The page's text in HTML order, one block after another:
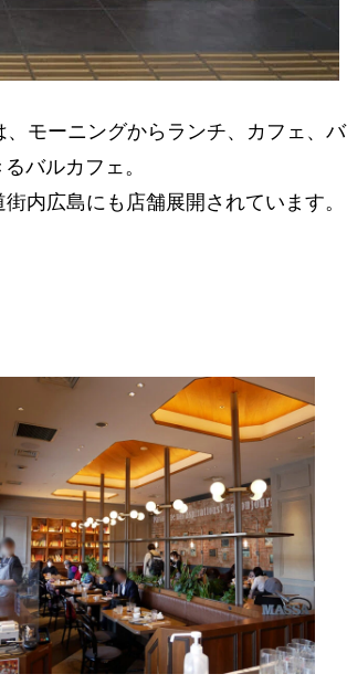
モーニングからランチ、カフェ、バ
バルカフェ。
内広島にも店舗展開されています。